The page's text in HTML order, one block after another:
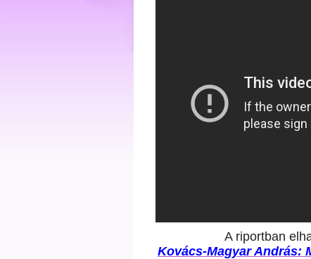
A riportban
Kovács-Magyar András: